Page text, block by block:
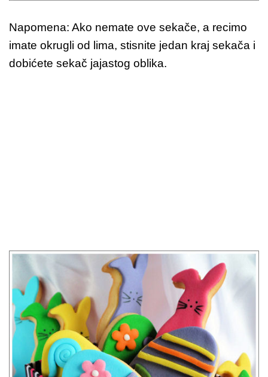
Napomena: Ako nemate ove sekače, a recimo
imate okrugli od lima, stisnite jedan kraj sekača i
dobićete sekač jajastog oblika.